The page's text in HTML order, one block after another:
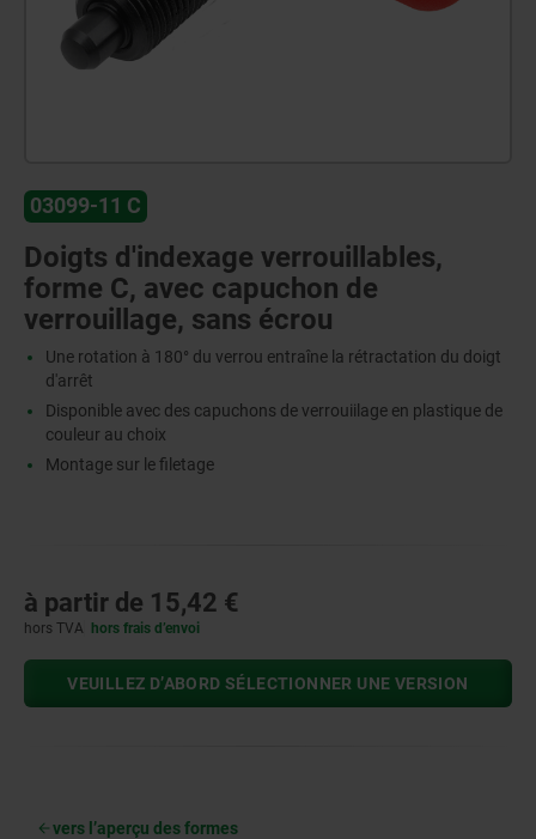
03099-11 C
Doigts d'indexage verrouillables,
forme C, avec capuchon de
verrouillage, sans écrou
Une rotation à 180° du verrou entraîne la rétractation du doigt
d'arrêt
Disponible avec des capuchons de verrouiilage en plastique de
couleur au choix
Montage sur le filetage
à partir de 15,42 €
hors TVA hors frais d’envoi
VEUILLEZ D’ABORD SÉLECTIONNER UNE VERSION
vers l’aperçu des formes